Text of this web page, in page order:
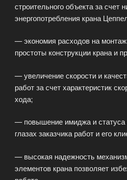
строительного объекта за счет
энергопотребления крана
— экономия расходов на
простоты конструкции крана и
— увеличение скорости и
работ за счет характеристик
хода;
— повышение имиджа и статуса
глазах заказчика работ и его
— высокая надежность
элементов крана позволяет